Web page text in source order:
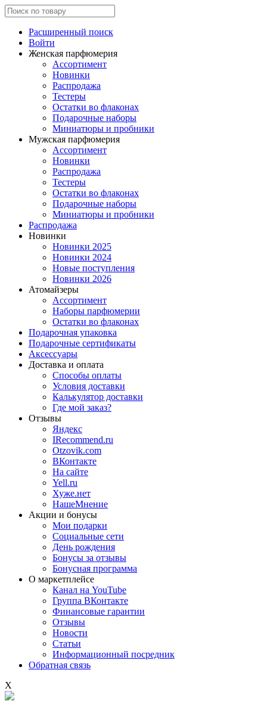
Расширенный поиск
Войти
Женская парфюмерия
Ассортимент
Новинки
Распродажа
Тестеры
Остатки во флаконах
Подарочные наборы
Миниатюры и пробники
Мужская парфюмерия
Ассортимент
Новинки
Распродажа
Тестеры
Остатки во флаконах
Подарочные наборы
Миниатюры и пробники
Распродажа
Новинки
Новинки 2025
Новинки 2024
Новые поступления
Новинки 2026
Атомайзеры
Ассортимент
Наборы парфюмерии
Остатки во флаконах
Подарочная упаковка
Подарочные сертификаты
Аксессуары
Доставка и оплата
Способы оплаты
Условия доставки
Калькулятор доставки
Где мой заказ?
Отзывы
Яндекс
IRecommend.ru
Otzovik.com
ВКонтакте
На сайте
Yell.ru
Хуже.нет
НашеМнение
Акции и бонусы
Мои подарки
Социальные сети
День рождения
Бонусы за отзывы
Бонусная программа
О маркетплейсе
Канал на YouTube
Группа ВКонтакте
Финансовые гарантии
Отзывы
Новости
Статьи
Информационный посредник
Обратная связь
X